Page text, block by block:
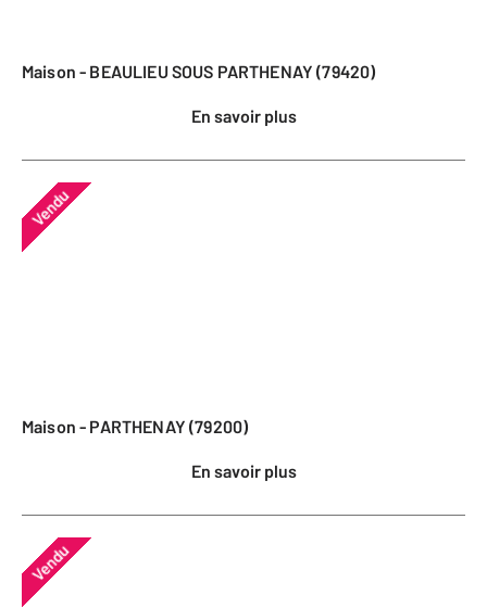
Maison - BEAULIEU SOUS PARTHENAY (79420)
En savoir plus
Vendu
Maison - PARTHENAY (79200)
En savoir plus
Vendu